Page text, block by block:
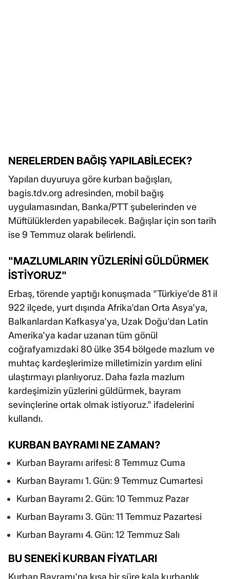
NERELERDEN BAĞIŞ YAPILABİLECEK?
Yapılan duyuruya göre kurban bağışları,
bagis.tdv.org adresinden, mobil bağış
uygulamasından, Banka/PTT şubelerinden ve
Müftülüklerden yapabilecek. Bağışlar için son tarih
ise 9 Temmuz olarak belirlendi.
"MAZLUMLARIN YÜZLERİNİ GÜLDÜRMEK
İSTİYORUZ"
Erbaş, törende yaptığı konuşmada "Türkiye'de 81 il
922 ilçede, yurt dışında Afrika'dan Orta Asya'ya,
Balkanlardan Kafkasya'ya, Uzak Doğu'dan Latin
Amerika'ya kadar uzanan tüm gönül
coğrafyamızdaki 80 ülke 354 bölgede mazlum ve
muhtaç kardeşlerimize milletimizin yardım elini
ulaştırmayı planlıyoruz. Daha fazla mazlum
kardeşimizin yüzlerini güldürmek, bayram
sevinçlerine ortak olmak istiyoruz." ifadelerini
kullandı.
KURBAN BAYRAMI NE ZAMAN?
Kurban Bayramı arifesi: 8 Temmuz Cuma
Kurban Bayramı 1. Gün: 9 Temmuz Cumartesi
Kurban Bayramı 2. Gün: 10 Temmuz Pazar
Kurban Bayramı 3. Gün: 11 Temmuz Pazartesi
Kurban Bayramı 4. Gün: 12 Temmuz Salı
BU SENEKİ KURBAN FİYATLARI
Kurban Bayramı'na kısa bir süre kala kurbanlık